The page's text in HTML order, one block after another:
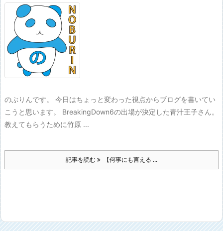
のぶりんです。 今日はちょっと変わった視点からブログを書いてい
こうと思います。 BreakingDown6の出場が決定した青汁王子さん。
教えてもらうために竹原 ...
記事を読む 【何事にも言える ...